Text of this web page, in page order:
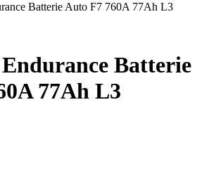
Batterie Auto F7 760A 77Ah L3
Batterie
77Ah L3